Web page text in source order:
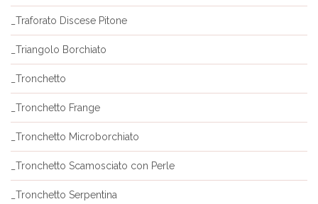
_Traforato Discese Pitone
_Triangolo Borchiato
_Tronchetto
_Tronchetto Frange
_Tronchetto Microborchiato
_Tronchetto Scamosciato con Perle
_Tronchetto Serpentina